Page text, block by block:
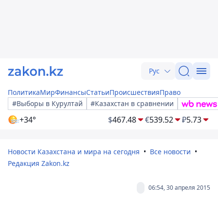
Рус
ПолитикаМирФинансыСтатьиПроисшествияПраво
#Выборы в Курултай
#Казахстан в сравнении
+34° $467.48 €539.52 ₽5.73
Новости Казахстана и мира на сегодня
Все новости
Редакция Zakon.kz
06:54, 30 апреля 2015